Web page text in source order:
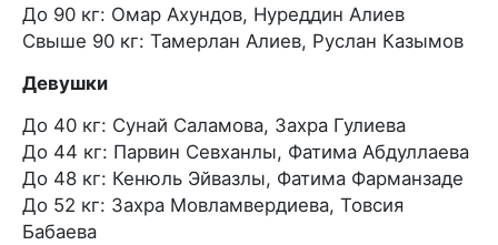
До 90 кг: Омар Ахундов, Нуреддин Алиев
Свыше 90 кг: Тамерлан Алиев, Руслан Казымов
Девушки
До 40 кг: Сунай Саламова, Захра Гулиева
До 44 кг: Парвин Севханлы, Фатима Абдуллаева
До 48 кг: Кенюль Эйвазлы, Фатима Фарманзаде
До 52 кг: Захра Мовламвердиева, Товсия
Бабаева